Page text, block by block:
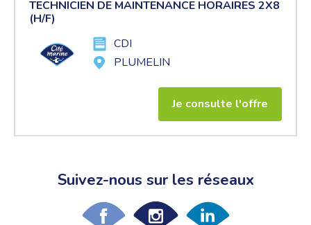
TECHNICIEN DE MAINTENANCE HORAIRES 2X8
(H/F)
CDI
PLUMELIN
Je consulte l'offre
Suivez-nous sur les réseaux